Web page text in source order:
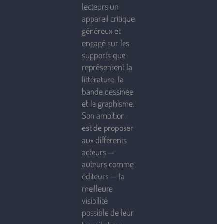
lecteurs un
appareil critique
généreux et
engagé sur les
supports que
représentent la
littérature, la
bande dessinée
et le graphisme.
Son ambition
est de proposer
aux différents
acteurs —
auteurs comme
éditeurs — la
meilleure
visibilité
possible de leur